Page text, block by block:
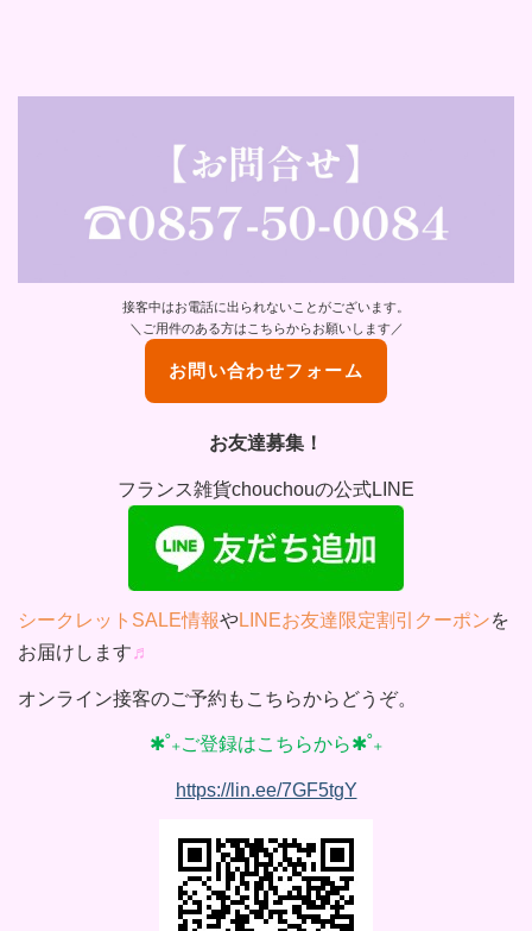
接客中はお電話に出られないことがございます。
＼ご用件のある方はこちらからお願いします／
お問い合わせフォーム
お友達募集！
フランス雑貨chouchouの公式LINE
シークレットSALE情報やLINEお友達限定割引クーポンを
お届けします♬
オンライン接客のご予約もこちらからどうぞ。
✱˚₊ご登録はこちらから✱˚₊
https://lin.ee/7GF5tgY